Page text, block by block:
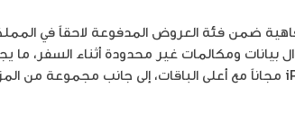
ضمن فئة العروض المدفوعة لاحقاً في
ومكالمات غير محدودة أثناء السفر، ما
مجاناً مع أعلى الباقات، إلى جانب مجموعة من